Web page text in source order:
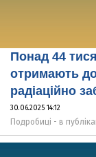
Понад 44
отримають
радіаційно
30.06.2025 14:12
Подробиці - в